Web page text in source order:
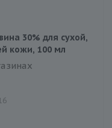
30% для сухой,
кожи, 100 мл